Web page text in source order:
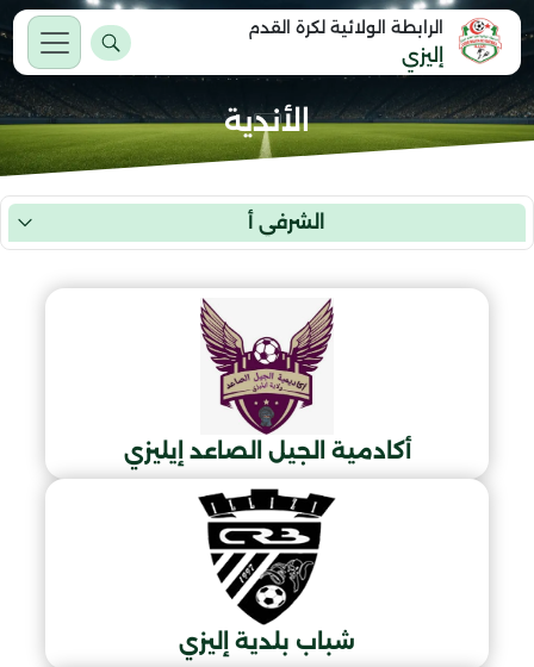
الرابطة الولائية لكرة القدم
إليزي
الأندية
الشرفي أ
أكادمية الجيل الصاعد إيليزي
شباب بلدية إليزي